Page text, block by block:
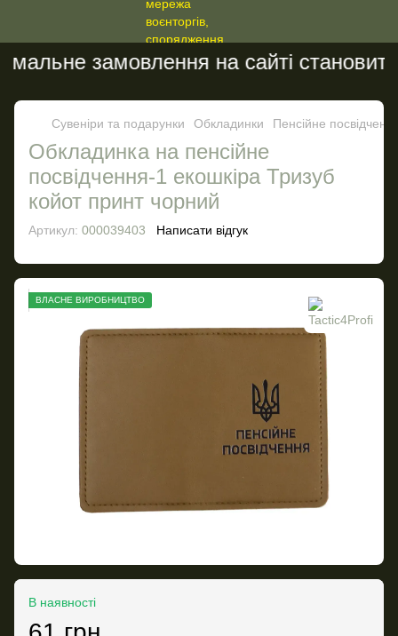
замовлення на сайті становить
Сувеніри та подарунки Обкладинки Пенсійне
Обкладинка на пенсійне
посвідчення-1 екошкіра Тризуб
койот принт чорний
Артикул: 000039403 Написати відгук
ВЛАСНЕ ВИРОБНИЦТВО
В наявності